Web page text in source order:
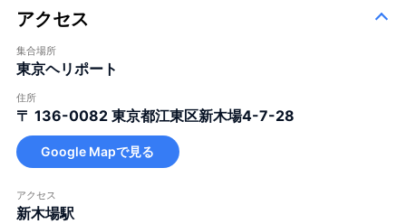
アクセス
集合場所
東京ヘリポート
住所
〒 136-0082 東京都江東区新木場4-7-28
Google Mapで見る
アクセス
新木場駅